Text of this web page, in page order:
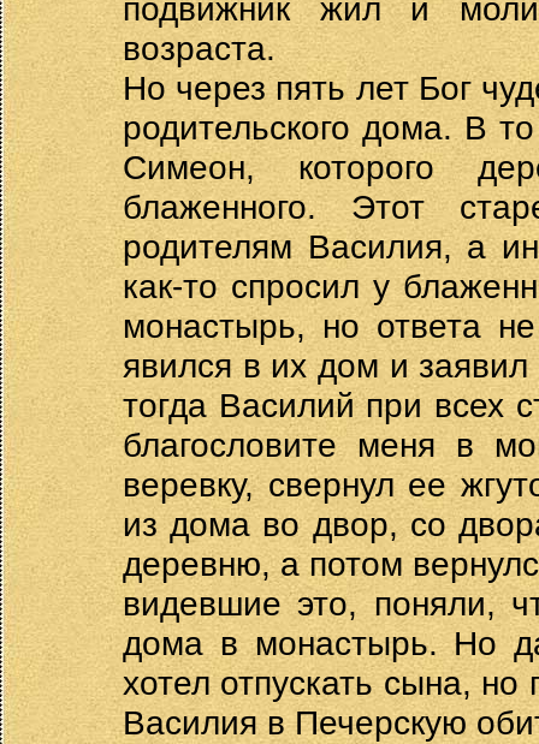
подвижник жил и
возраста.
Но через пять лет Бог
родительского дома. В
Симеон, которого
блаженного. Этот
родителям Василия, а
как-то спросил у
монастырь, но ответа
явился в их дом и
тогда Василий при всех
благословите меня в
веревку, свернул ее
из дома во двор, со
деревню, а потом
видевшие это, поняли,
дома в монастырь. Но
хотел отпускать сына,
Василия в Печерскую